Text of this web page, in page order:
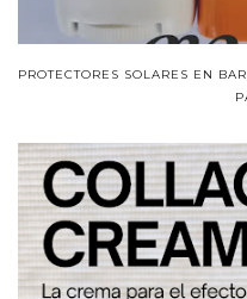
PROTECTORES SOLARES EN